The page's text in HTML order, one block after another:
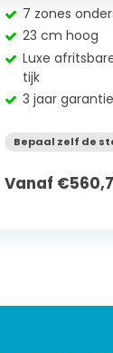
7 zones
23 cm hoog
Luxe
tijk
3 jaar garantie
Bepaal zelf de
Vanaf €